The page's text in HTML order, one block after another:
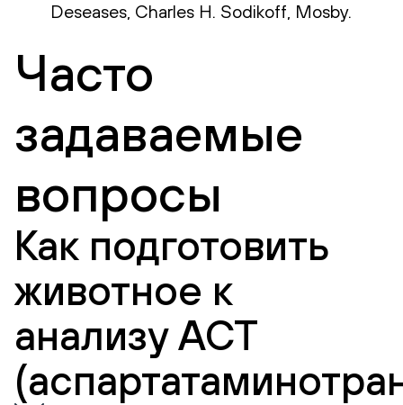
Deseases, Charles H. Sodikoff, Mosby.
Часто
задаваемые
вопросы
Как подготовить
животное к
анализу АСТ